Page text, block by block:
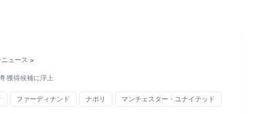
ュース >
獲得候補に浮上
ファーディナンド ナポリ マンチェスター・ユナイテッド